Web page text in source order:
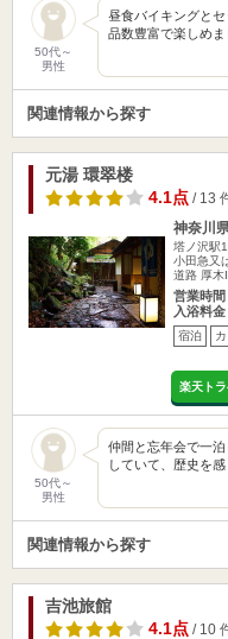
50代～
男性
昼食バイキングと
品数豊富で楽しめ
関連情報から探す
元湯 環翠楼
4.1点 / 13
神奈川
塔ノ沢駅
小田急又
道路 厚木
営業時間
入浴料金
宿泊
楽天ト
50代～
男性
仲間と忘年会で一
していて、歴史を
関連情報から探す
吉池旅館
4.1点 / 10